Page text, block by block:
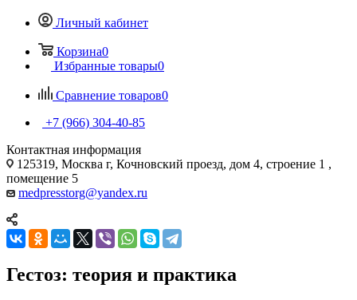
Личный кабинет
Корзина0
Избранные товары0
Сравнение товаров0
+7 (966) 304-40-85
Контактная информация
125319, Москва г, Кочновский проезд, дом 4, строение 1 ,
помещение 5
medpresstorg@yandex.ru
Гестоз: теория и практика